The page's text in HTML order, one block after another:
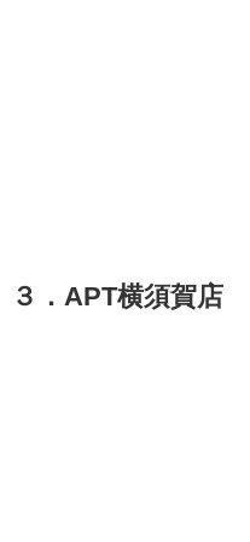
３．APT横須賀店